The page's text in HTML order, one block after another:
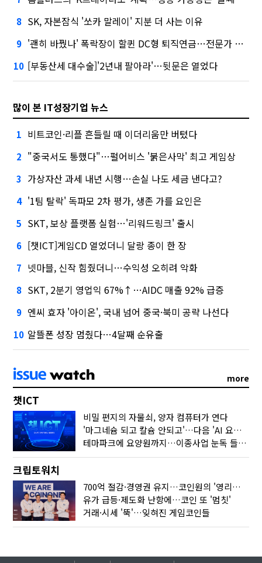
8 SK, 자본잠식 '쏘카 말레이' 지분 더 사는 이유
9 '괜히 바꿨나' 폭락장이 할퀸 DC형 퇴직연금…전문가 조언은
10 [부동산세 대수술]'2년내 팔아라'…뒷문은 열었다
많이 본 IT성장기업 뉴스
1 비트코인·리플 흔들릴 때 이더리움만 버텼다
2 "중국서도 통했다"…펄어비스 '붉은사막' 최고 게임상
3 가상자산 과세 내년 시행…손실 나도 세금 낸다고?
4 '1팀 탈락' 독파모 2차 평가, 생존 가를 요인은
5 SKT, 보상 플랫폼 실험…'리워드링크' 출시
6 [챗ICT]게임CD 열었더니 달랑 종이 한 장
7 넷마블, 신작 힘줬더니…수익성 오히려 악화
8 SKT, 2분기 영업익 67%↑…AIDC 매출 92% 급증
9 엔씨 효자 '아이온', 국내 넘어 중국·북미 공략 나선다
10 알뜰폰 성장 멈췄다…4달째 순유출
more
챗ICT
비밀 편지의 자물쇠, 양자 컴퓨터가 연다
'마그네슘 되고 칼슘 안되고'…다음 'AI 요약' 갈 길은
테마파크에 요양원까지…이종사업 눈독 들이는 게임사
크립토워치
700억 절감·경영권 유지…코인원의 '영리한 딜'
유가 급등·제도화 난항에…코인 또 '멈칫'
거래·시세 '뚝'…잊혀진 게임코인들